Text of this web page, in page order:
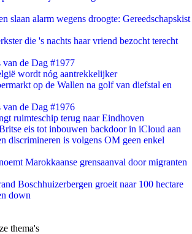
slaan alarm wegens droogte: Gereedschapskist
die 's nachts haar vriend bezocht terecht
van de Dag #1977
wordt nóg aantrekkelijker
op de Wallen na golf van diefstal en
van de Dag #1976
ruimteschip terug naar Eindhoven
eis tot inbouwen backdoor in iCloud aan
discrimineren is volgens OM geen enkel
Marokkaanse grensaanval door migranten
Boschhuizerbergen groeit naar 100 hectare
down
thema's